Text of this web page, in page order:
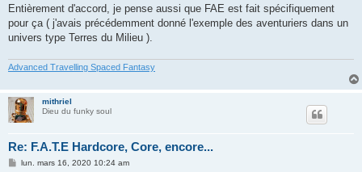
s
a
g
Entièrement d'accord, je pense aussi que FAE est fait spécifiquement
pour ça ( j'avais précédemment donné l'exemple des aventuriers dans un
univers type Terres du Milieu ).
Advanced Travelling Spaced Fantasy
mithriel
Dieu du funky soul
Re: F.A.T.E Hardcore, Core, encore...
Mlun. mars 16, 2020 10:24 am